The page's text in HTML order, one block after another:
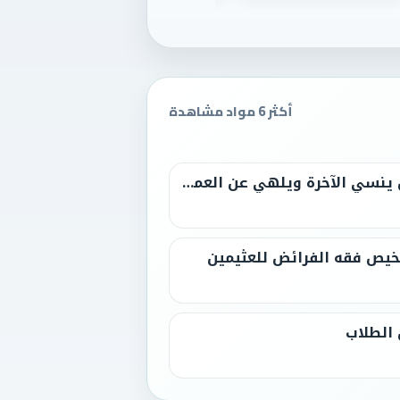
أكثر 6 مواد مشاهدة
خطبة جمعة بعنوان: {طول الأمل ينسي الآخرة ويلهي عن العمل}
فقه الفرائض للعثيمين